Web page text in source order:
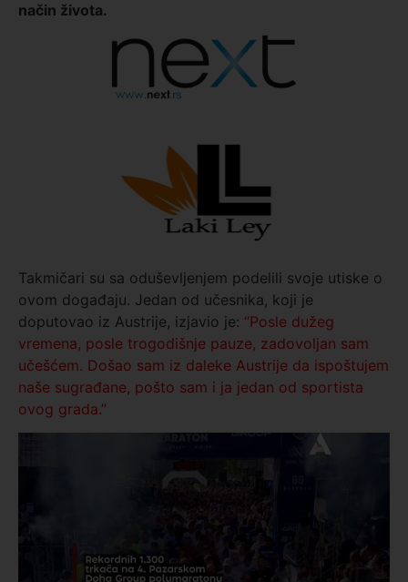
način života.
Takmičari su sa oduševljenjem podelili svoje utiske o
ovom događaju. Jedan od učesnika, koji je
doputovao iz Austrije, izjavio je: “Posle dužeg
vremena, posle trogodišnje pauze, zadovoljan sam
učešćem. Došao sam iz daleke Austrije da ispoštujem
naše sugrađane, pošto sam i ja jedan od sportista
ovog grada.”